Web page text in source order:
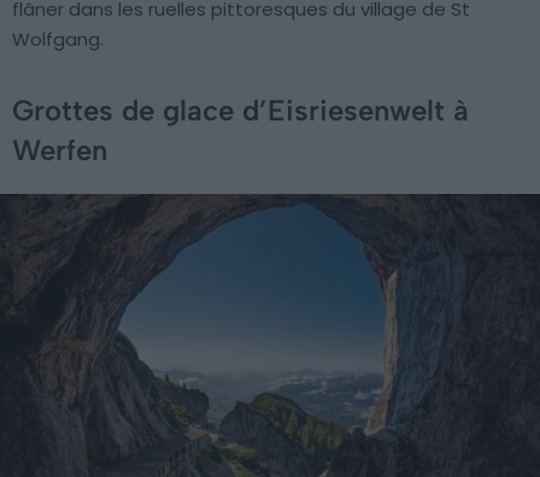
flâner dans les ruelles pittoresques du village de St
Wolfgang.
Grottes de glace d’Eisriesenwelt à
Werfen